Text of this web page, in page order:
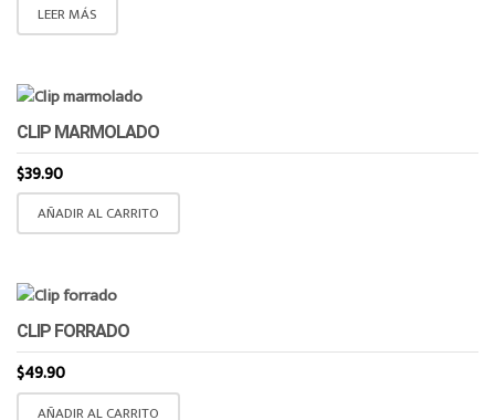
LEER MÁS
CLIP MARMOLADO
$39.90
AÑADIR AL CARRITO
CLIP FORRADO
$49.90
AÑADIR AL CARRITO